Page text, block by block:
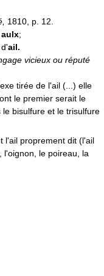
1810, p. 12.
aulx;
ail.
vicieux ou réputé
tirée de l'ail (...) elle
le premier serait le
bisulfure et le trisulfure
l'ail proprement dit (l'ail
l'oignon, le poireau, la